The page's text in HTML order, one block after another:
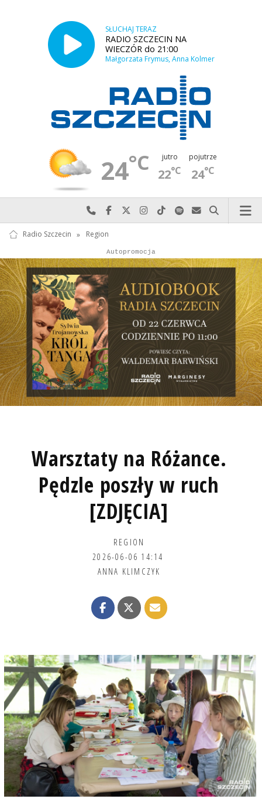
SŁUCHAJ TERAZ
RADIO SZCZECIN NA
WIECZÓR do 21:00
Małgorzata Frymus, Anna Kolmer
24°C jutro
22°C
pojutrze
24°C
Najlepiej po prostu do nas zadzwoń
Odwiedź nas na Facebook-u
Odwiedź nas na X
Odwiedź nas na Instagram-ie
Odwiedź nas na TikTok-u
Szukaj nas na Spotify
Wyślij do nas
Szukaj
Radio Szczecin » Region
Reklama
Autopromocja
Autopromocja
Warsztaty na Różance.
Pędzle poszły w ruch
[ZDJĘCIA]
REGION
2026-06-06 14:14
ANNA KLIMCZYK